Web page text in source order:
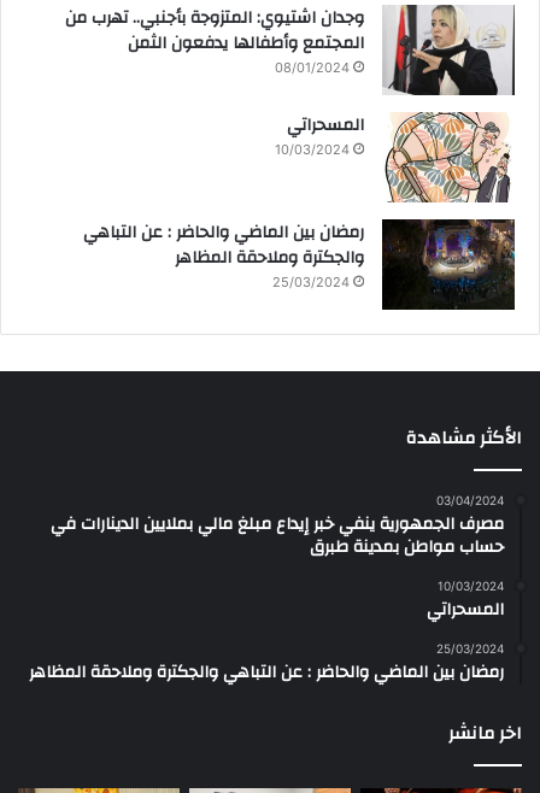
وجدان اشتيوي: المتزوجة بأجنبي.. تهرب من
المجتمع وأطفالها يدفعون الثمن
08/01/2024
المسحراتي
10/03/2024
رمضان بين الماضي والحاضر : عن التباهي
والجكترة وملاحقة المظاهر
25/03/2024
الأكثر مشاهدة
03/04/2024
مصرف الجمهورية ينفي خبر إيداع مبلغ مالي بملايين الدينارات في
حساب مواطن بمدينة طبرق
10/03/2024
المسحراتي
25/03/2024
رمضان بين الماضي والحاضر : عن التباهي والجكترة وملاحقة المظاهر
اخر مانشر